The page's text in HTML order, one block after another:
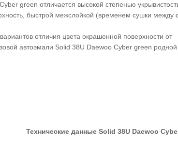
green отличается высокой степенью
быстрой межслойкой (временем сушки между
отличия цвета окрашенной поверхности от
автоэмали Solid 38U Daewoo Cyber green родной
Технические данные Solid 38U Daewoo